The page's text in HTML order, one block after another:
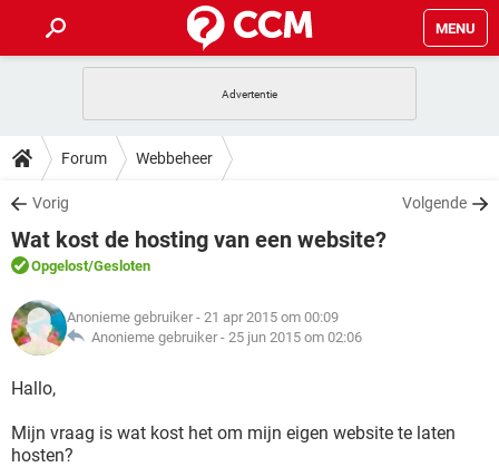
MENU
INSTAGRAM
NETFLIX
GRATIS SNAPCHAT
TIKTOK
HOW-TO
VIDEOBELLEN
NETFLIX
GRATIS
TIKTOK
DOWNLOADS
VIDEOBELLEN GAMES
INSTAGRAM
NETFLIX CORONAVIRUS
GRATIS
TIKTOK
FORUM
VIDEOBELLEN
INSTAGRAM WINDOWS 10
TIKTOK
ARTIKELEN
VIDEOBELLEN
INSTAGRAM
NETFLIX CORONAVIRUS
Forum Webbeheer
Vorig Volgende
Wat kost de hosting van een website?
Opgelost/Gesloten
Anonieme gebruiker - 21 apr 2015 om 00:09
Anonieme gebruiker - 25 jun 2015 om 02:06
Hallo,
Mijn vraag is wat kost het om mijn eigen website te laten
hosten?